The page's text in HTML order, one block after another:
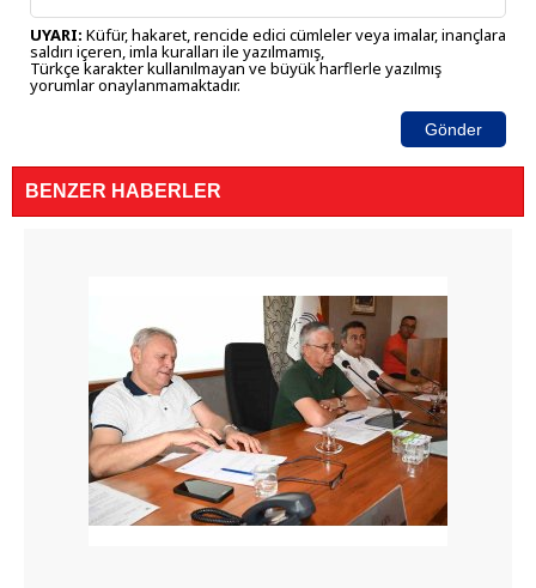
UYARI: Küfür, hakaret, rencide edici cümleler veya imalar, inançlara
saldırı içeren, imla kuralları ile yazılmamış,
Türkçe karakter kullanılmayan ve büyük harflerle yazılmış
yorumlar onaylanmamaktadır.
Gönder
BENZER HABERLER